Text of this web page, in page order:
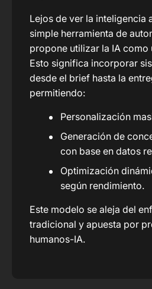
Lejos de ver la inteligencia
simple herramienta de
propone utilizar la IA
Esto significa incorporar
desde el brief hasta la
permitiendo:
Personalización
Generación de
con base en datos
Optimización
según rendimiento.
Este modelo se aleja del
tradicional y apuesta por
humanos-IA.